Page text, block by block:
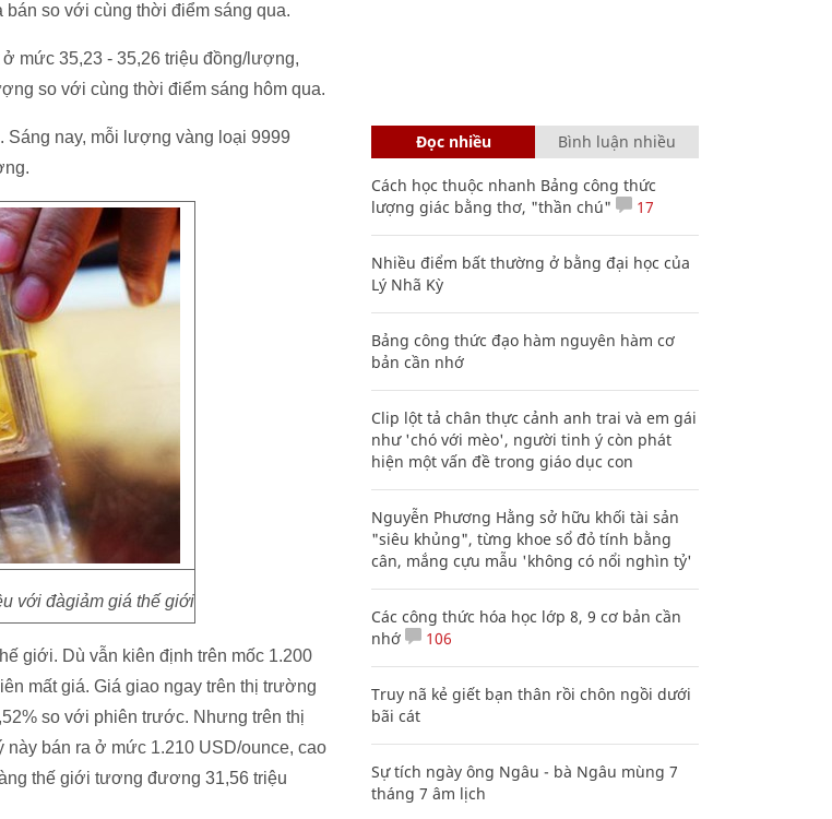
so với cùng thời điểm sáng qua.
ở mức 35,23 - 35,26 triệu đồng/lượng,
so với cùng thời điểm sáng hôm qua.
Sáng nay, mỗi lượng vàng loại 9999
với đàgiảm giá thế giới
giới. Dù vẫn kiên định trên mốc 1.200
mất giá. Giá giao ngay trên thị trường
so với phiên trước. Nhưng trên thị
bán ra ở mức 1.210 USD/ounce, cao
thế giới tương đương 31,56 triệu
Đọc nhiều Bình luận nhiều
Cách học thuộc nhanh Bảng công thức
lượng giác bằng thơ, "thần chú"
17
Nhiều điểm bất thường ở bằng đại học của
Lý Nhã Kỳ
Bảng công thức đạo hàm nguyên hàm cơ
bản cần nhớ
Clip lột tả chân thực cảnh anh trai và em gái
như 'chó với mèo', người tinh ý còn phát
hiện một vấn đề trong giáo dục con
Nguyễn Phương Hằng sở hữu khối tài sản
"siêu khủng", từng khoe sổ đỏ tính bằng
cân, mắng cựu mẫu 'không có nổi nghìn tỷ'
Các công thức hóa học lớp 8, 9 cơ bản cần
nhớ
106
Truy nã kẻ giết bạn thân rồi chôn ngồi dưới
bãi cát
Sự tích ngày ông Ngâu - bà Ngâu mùng 7
tháng 7 âm lịch